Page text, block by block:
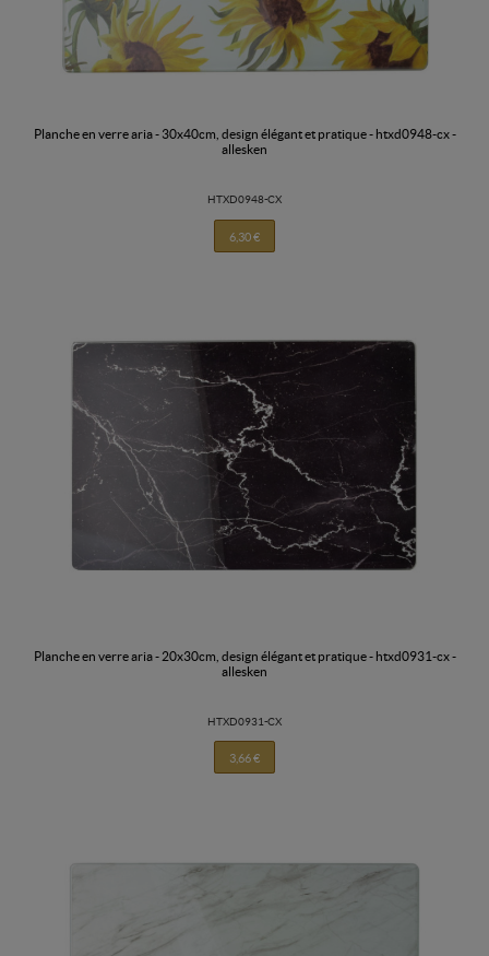
planche en verre aria - 30x40cm, design élégant et pratique - htxd0948-cx -
allesken
HTXD0948-CX
6,30 €
planche en verre aria - 20x30cm, design élégant et pratique - htxd0931-cx -
allesken
HTXD0931-CX
3,66 €